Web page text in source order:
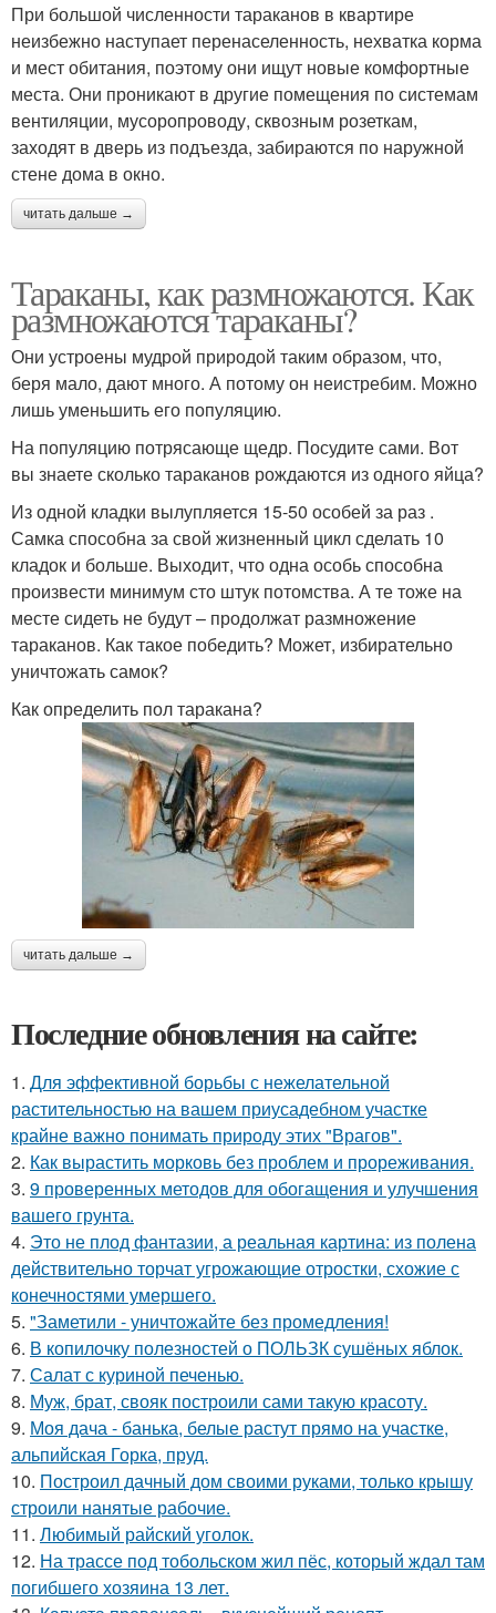
При большой численности тараканов в квартире
неизбежно наступает перенаселенность, нехватка корма
и мест обитания, поэтому они ищут новые комфортные
места. Они проникают в другие помещения по системам
вентиляции, мусоропроводу, сквозным розеткам,
заходят в дверь из подъезда, забираются по наружной
стене дома в окно.
читать дальше →
Тараканы, как размножаются. Как
размножаются тараканы?
Они устроены мудрой природой таким образом, что,
беря мало, дают много. А потому он неистребим. Можно
лишь уменьшить его популяцию.
На популяцию потрясающе щедр. Посудите сами. Вот
вы знаете сколько тараканов рождаются из одного яйца?
Из одной кладки вылупляется 15-50 особей за раз .
Самка способна за свой жизненный цикл сделать 10
кладок и больше. Выходит, что одна особь способна
произвести минимум сто штук потомства. А те тоже на
месте сидеть не будут – продолжат размножение
тараканов. Как такое победить? Может, избирательно
уничтожать самок?
Как определить пол таракана?
читать дальше →
Последние обновления на сайте:
1. Для эффективной борьбы с нежелательной
растительностью на вашем приусадебном участке
крайне важно понимать природу этих "Врагов".
2. Как вырастить морковь без проблем и прореживания.
3. 9 проверенных методов для обогащения и улучшения
вашего грунта.
4. Это не плод фантазии, а реальная картина: из полена
действительно торчат угрожающие отростки, схожие с
конечностями умершего.
5. "Заметили - уничтожайте без промедления!
6. В копилочку полезностей о ПОЛЬЗК сушёных яблок.
7. Салат с куриной печенью.
8. Муж, брат, свояк построили сами такую красоту.
9. Моя дача - банька, белые растут прямо на участке,
альпийская Горка, пруд.
10. Построил дачный дом своими руками, только крышу
строили нанятые рабочие.
11. Любимый райский уголок.
12. На трассе под тобольском жил пёс, который ждал там
погибшего хозяина 13 лет.